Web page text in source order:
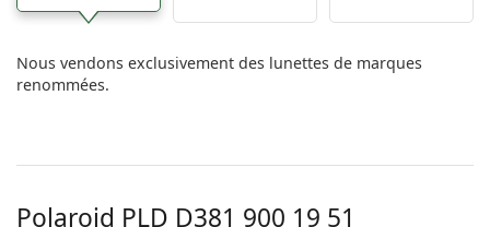
Nous vendons exclusivement des lunettes de marques
renommées.
Polaroid PLD D381 900 19 51